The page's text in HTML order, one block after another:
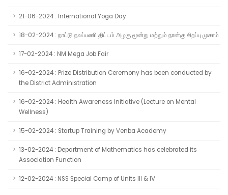
21-06-2024 : International Yoga Day
18-02-2024 : நாட்டு நலப்பணி திட்டம் அழகு மூன்று மற்றும் நான்கு சிறப்பு முகாம்
17-02-2024 : NM Mega Job Fair
16-02-2024 : Prize Distribution Ceremony has been conducted by
the District Administration
16-02-2024 : Health Awareness Initiative (Lecture on Mental
Wellness)
15-02-2024 : Startup Training by Venba Academy
13-02-2024 : Department of Mathematics has celebrated its
Association Function
12-02-2024 : NSS Special Camp of Units III & IV